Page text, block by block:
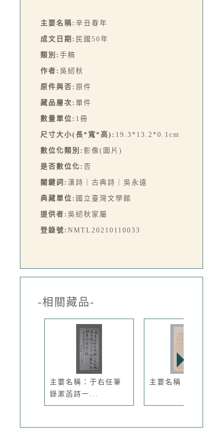
主要名稱: 辛丑春年
成文日期: 民國50年
類別: 手稿
作者: 吳紉秋
原件與否: 原件
藏品層次: 單件
數量單位: 1冊
尺寸大小(長*寬*高): 19.3*13.2*0.1cm
數位化類別: 影像(圖片)
是否數位化: 否
關鍵詞: 漢詩｜古典詩｜吳永遠
典藏單位: 國立臺灣文學館
提供者: 吳紉秋家屬
登錄號: NMTL20210110033
-相關藏品-
主要名稱：于右任筆
錄漱菡詩一...
主要名稱：秋柳